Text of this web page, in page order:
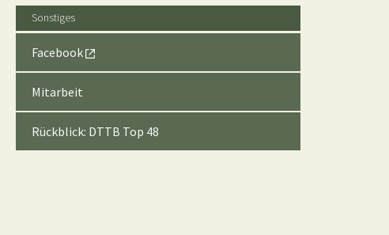
Sonstiges
Facebook
Mitarbeit
Rückblick: DTTB Top 48